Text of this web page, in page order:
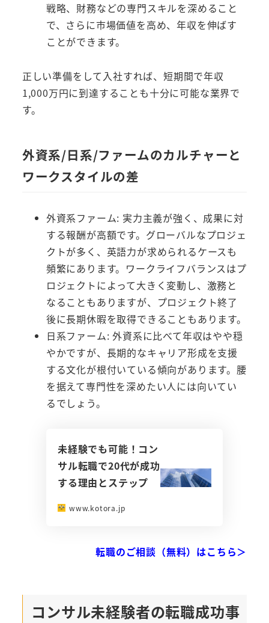
戦略、財務などの専門スキルを深めること
で、さらに市場価値を高め、年収を伸ばす
ことができます。
正しい準備をして入社すれば、短期間で年収
1,000万円に到達することも十分に可能な業界で
す。
外資系/日系/ファームのカルチャーと
ワークスタイルの差
外資系ファーム: 実力主義が強く、成果に対
する報酬が高額です。グローバルなプロジェ
クトが多く、英語力が求められるケースも
頻繁にあります。ワークライフバランスはプ
ロジェクトによって大きく変動し、激務と
なることもありますが、プロジェクト終了
後に長期休暇を取得できることもあります。
日系ファーム: 外資系に比べて年収はやや穏
やかですが、長期的なキャリア形成を支援
する文化が根付いている傾向があります。腰
を据えて専門性を深めたい人には向いてい
るでしょう。
未経験でも可能！コン
サル転職で20代が成功
する理由とステップ
www.kotora.jp
転職のご相談（無料）はこちら＞
コンサル未経験者の転職成功事